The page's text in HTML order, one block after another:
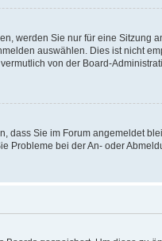
werden Sie nur für eine Sitzung
auswählen. Dies ist nicht
von der Board-
dass Sie im Forum angemeldet
Probleme bei der An- oder